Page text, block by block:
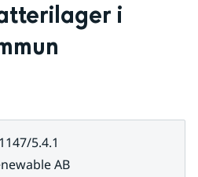
i
5.4.1
AB